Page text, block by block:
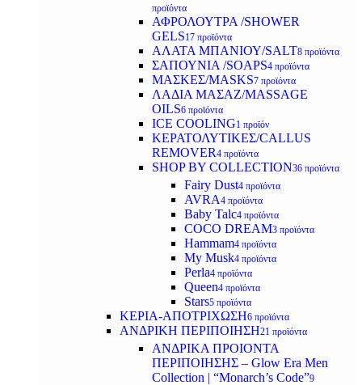
προϊόντα
ΑΦΡΟΛΟΥΤΡΑ /SHOWER
GELS17 προϊόντα
ΑΛΑΤΑ ΜΠΑΝΙΟΥ/SALT8 προϊόντα
ΣΑΠΟΥΝΙΑ /SOAPS4 προϊόντα
ΜΑΣΚΕΣ/MASKS7 προϊόντα
ΛΑΔΙΑ ΜΑΣΑΖ/MASSAGE
OILS6 προϊόντα
ICE COOLING1 προϊόν
ΚΕΡΑΤΟΛΥΤΙΚΕΣ/CALLUS
REMOVER4 προϊόντα
SHOP BY COLLECTION36 προϊόντα
Fairy Dust4 προϊόντα
AVRA4 προϊόντα
Baby Talc4 προϊόντα
COCO DREAM3 προϊόντα
Hammam4 προϊόντα
My Musk4 προϊόντα
Perla4 προϊόντα
Queen4 προϊόντα
Stars5 προϊόντα
ΚΕΡΙΑ-ΑΠΟΤΡΙΧΩΣΗ6 προϊόντα
ΑΝΔΡΙΚΗ ΠΕΡΙΠΟΙΗΣΗ21 προϊόντα
ΑΝΔΡΙΚΑ ΠΡΟΙΟΝΤΑ
ΠΕΡΙΠΟΙΗΣΗΣ – Glow Era Men
Collection | “Monarch’s Code”9